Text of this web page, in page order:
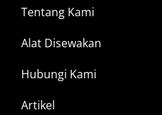
Tentang Kami
Alat Disewakan
Hubungi Kami
Artikel